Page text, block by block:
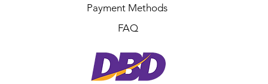
Payment Methods
FAQ